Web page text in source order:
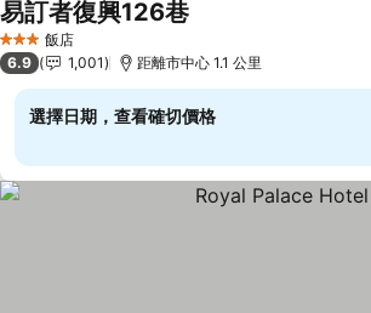
3 星級 飯店
易訂者復興126巷
6.9 1,001 距離市中心 1.1 公里
選擇日期，查看確切價格